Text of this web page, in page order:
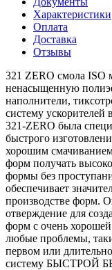
Характеристики
Оплата
Доставка
Отзывы
321 ZERO смола ISO
ненасыщенную
наполнители,
систему ускорителей
321-ZERO была
быстрого
хорошим
форм получать
формы без
обеспечивает
производстве форм.
отверждение для
форм с очень
любые проблемы,
первом или
систему БЫСТРОЙ